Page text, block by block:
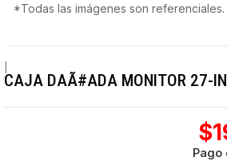
*Todas las imágenes son referenciales.
CAJA DAÃ#ADA MONITOR 27-
Pago